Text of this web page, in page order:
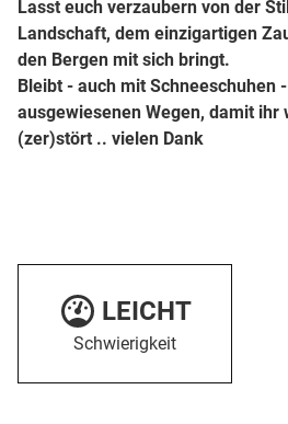
Lasst euch verzaubern von der
Landschaft, dem einzigartigen
den Bergen mit sich bringt.
Bleibt - auch mit Schneeschuhen
ausgewiesenen Wegen, damit ihr
(zer)stört .. vielen Dank
LEICHT
Schwierigkeit